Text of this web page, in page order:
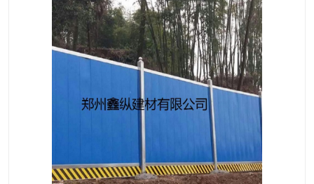
岩棉板 钢结构配件
彩钢板
生产加工单板复合围挡 市